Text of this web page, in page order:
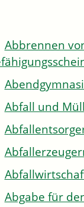
Abbrennen
Abfall und
Abgabe für